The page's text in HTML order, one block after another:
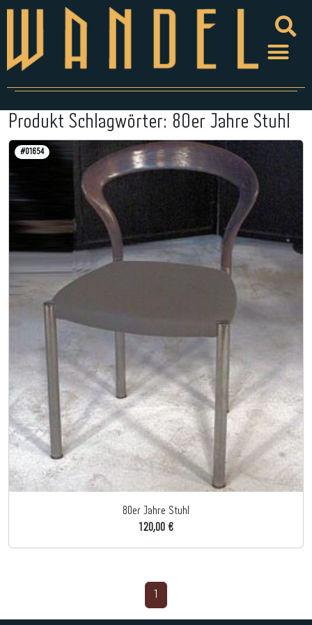
Produkt Schlagwörter: 80er Jahre Stuhl
#01654
80er Jahre Stuhl
120,00 €